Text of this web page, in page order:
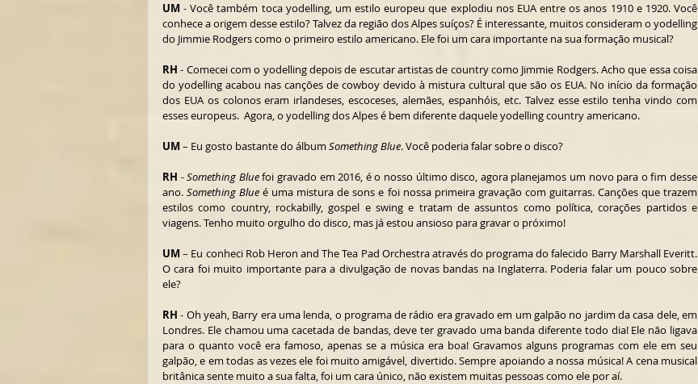
UM - Você também toca yodelling, um estilo europeu que explodiu nos EUA entre os anos 1910 e 1920. Você
conhece a origem desse estilo? Talvez da região dos Alpes suíços? É interessante, muitos consideram o yodelling
do Jimmie Rodgers como o primeiro estilo americano. Ele foi um cara importante na sua formação musical?
RH - Comecei com o yodelling depois de escutar artistas de country como Jimmie Rodgers. Acho que essa coisa
do yodelling acabou nas canções de cowboy devido à mistura cultural que são os EUA. No início da formação
dos EUA os colonos eram irlandeses, escoceses, alemães, espanhóis, etc. Talvez esse estilo tenha vindo com
esses europeus.  Agora, o yodelling dos Alpes é bem diferente daquele yodelling country americano.
UM – Eu gosto bastante do álbum Something Blue. Você poderia falar sobre o disco?
RH - Something Blue foi gravado em 2016, é o nosso último disco, agora planejamos um novo para o fim desse
ano. Something Blue é uma mistura de sons e foi nossa primeira gravação com guitarras. Canções que trazem
estilos como country, rockabilly, gospel e swing e tratam de assuntos como política, corações partidos e
viagens. Tenho muito orgulho do disco, mas já estou ansioso para gravar o próximo!
UM – Eu conheci Rob Heron and The Tea Pad Orchestra através do programa do falecido Barry Marshall Everitt.
O cara foi muito importante para a divulgação de novas bandas na Inglaterra. Poderia falar um pouco sobre
ele?
RH - Oh yeah, Barry era uma lenda, o programa de rádio era gravado em um galpão no jardim da casa dele, em
Londres. Ele chamou uma cacetada de bandas, deve ter gravado uma banda diferente todo dia! Ele não ligava
para o quanto você era famoso, apenas se a música era boa! Gravamos alguns programas com ele em seu
galpão, e em todas as vezes ele foi muito amigável, divertido. Sempre apoiando a nossa música! A cena musical
britânica sente muito a sua falta, foi um cara único, não existem muitas pessoas como ele por aí.